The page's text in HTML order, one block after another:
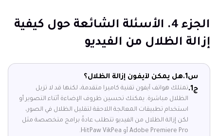
الجزء 4. الأسئلة الشائعة حول كيفية
إزالة الظلال من الفيديو
س1.
هل يمكن لآيفون إزالة الظلال؟
ج1.
تمتلك هواتف آيفون تقنية كاميرا متقدمة، لكنها قد لا تزيل
الظلال مباشرة. يمكنك تحسين ظروف الإضاءة أثناء التصوير أو
استخدام تطبيقات المعالجة اللاحقة لتقليل الظلال في الصور،
لكن إزالة الظلال من الفيديو تتطلب عادةً برامج متخصصة مثل
Adobe Premiere Pro أو HitPaw VikPea.